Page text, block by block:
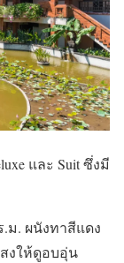
และ Suit ซึ่งมี
ม. ผนังทาสีแดง
งให้ดูอบอุ่น